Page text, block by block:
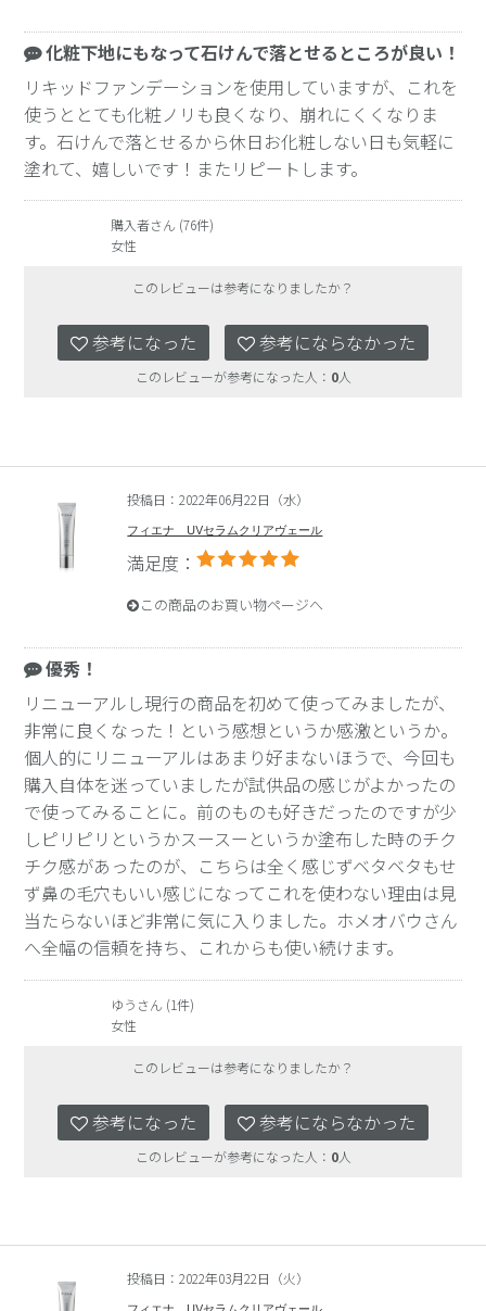
化粧下地にもなって石けんで落とせるところが良い！
リキッドファンデーションを使用していますが、これを
使うととても化粧ノリも良くなり、崩れにくくなりま
す。石けんで落とせるから休日お化粧しない日も気軽に
塗れて、嬉しいです！またリピートします。
購入者さん (76件)
女性
このレビューは参考になりましたか？
参考になった 参考にならなかった
このレビューが参考になった人： 0人
投稿日：2022年06月22日（水）
フィエナ UVセラムクリアヴェール
満足度：
この商品のお買い物ページへ
優秀！
リニューアルし現行の商品を初めて使ってみましたが、
非常に良くなった！という感想というか感激というか。
個人的にリニューアルはあまり好まないほうで、今回も
購入自体を迷っていましたが試供品の感じがよかったの
で使ってみることに。前のものも好きだったのですが少
しピリピリというかスースーというか塗布した時のチク
チク感があったのが、こちらは全く感じずベタベタもせ
ず鼻の毛穴もいい感じになってこれを使わない理由は見
当たらないほど非常に気に入りました。ホメオバウさん
へ全幅の信頼を持ち、これからも使い続けます。
ゆうさん (1件)
女性
このレビューは参考になりましたか？
参考になった 参考にならなかった
このレビューが参考になった人： 0人
投稿日：2022年03月22日（火）